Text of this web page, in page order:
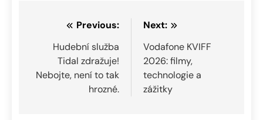
Navigace
pro
příspěvek
Previous:
Hudební služba
Tidal zdražuje!
Nebojte, není to tak
hrozné.
Next:
Vodafone KVIFF
2026: filmy,
technologie a
zážitky